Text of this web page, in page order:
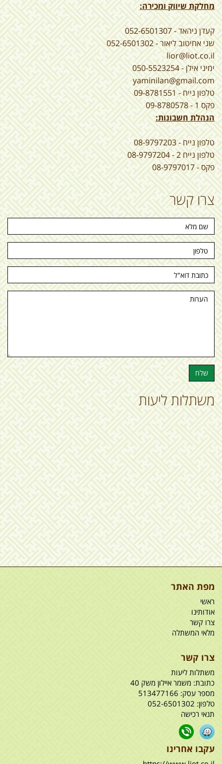
מחלקת שיווק ומכירה:
קעדן ניהאד - 052-6501307
שני אחיטוב ליאור - 052-6501302
lior@liot.co.il
ימיני אילן - 050-5523254
yaminilan@gmail.com
טלפון נייח - 09-8781551
פקס 1 - 09-8780578
הנהלת חשבונות:
טלפון נייח - 08-9797203
טלפון נייח 2 - 08-9797204
פקס - 08-9797017
צרו קשר
שלח
משתלות ליעות
מפת האתר
ראשי
אודותינו
צרו קשר
מלאי המשתלה
צרו קשר
משתלות ליעות
כתובת: משמר איילון משק 40
מספר עסק: 513477166
טלפון: 052-6501302
תנאי רכישה
עקבו אחרינו